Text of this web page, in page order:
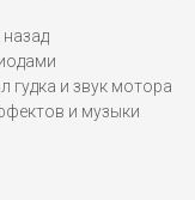
назад
гудка и звук мотора
и музыки